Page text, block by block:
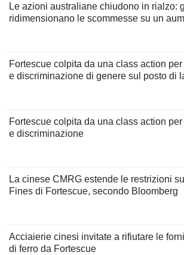
Le azioni australiane chiudono in rialzo:
ridimensionano le scommesse su un
Fortescue colpita da una class action
e discriminazione di genere sul posto di
Fortescue colpita da una class action
e discriminazione
La cinese CMRG estende le restrizioni
Fines di Fortescue, secondo Bloomberg
Acciaierie cinesi invitate a rifiutare le
di ferro da Fortescue